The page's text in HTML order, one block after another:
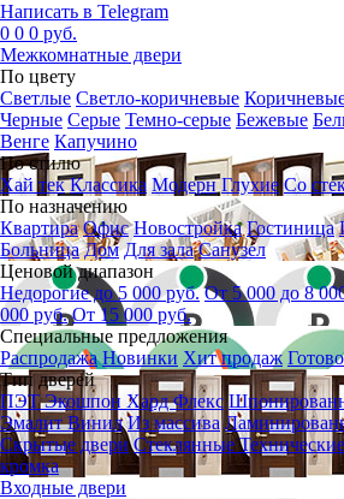
Написать в Telegram
0 0 0 руб.
Межкомнатные двери
По цвету
Светлые Светло-коричневые
Черные Серые Темно-серые Бежевые
Венге Капучино
По стилю
Хай тек Классика Модерн Глухие Со
По назначению
Квартира Офис Новостройка Гостиница
Больница Дом Для зала Санузел
Ценовой диапазон
Недорогие до 5 000 руб. От 5 000 до 8
000 руб. От 15 000 руб.
Специальные предложения
Распродажа Новинки Хит продаж
Тип дверей
ПЭТЭкошпон Хард Флекс
ЭмалитВинил Из массива
Скрытые двери Стеклянные
кромка
Входные двери